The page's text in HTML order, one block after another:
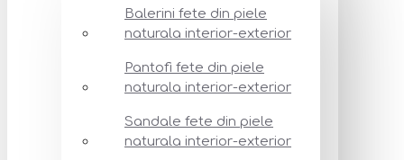
Balerini fete din piele
naturala interior-exterior
Pantofi fete din piele
naturala interior-exterior
Sandale fete din piele
naturala interior-exterior